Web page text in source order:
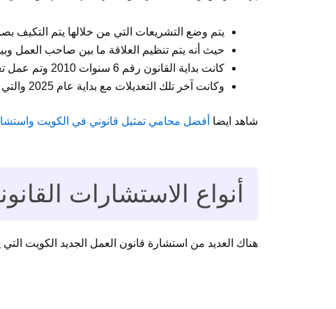
يتم وضع التشريعات التي من خلالها يتم التكيف
حيث أنه يتم تنظيم العلاقة ما بين صاحب العمل
كانت بداية القانون رقم 6 سنوات 2010 وتم عمل تعديل القانون الخاص به رقم 90 لسنة 2013.
وكانت آخر تلك التعديلات مع بداية عام 2025 والتي تتضمن كافة البنود الخاصة بالقانون.
شاهد ايضا أفضل محامي تمثيل قانوني في الكويت واستشارات
أنواع الاستشارات القانونية
هناك العديد من استشارة قانون العمل الجديد الكويت